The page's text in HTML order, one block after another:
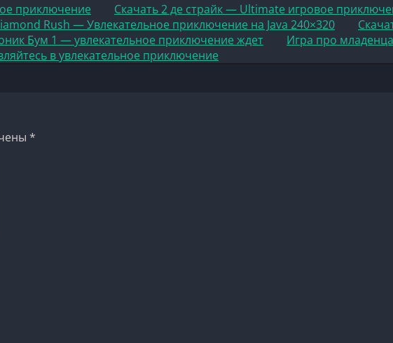
приключение Скачать 2 де страйк — Ultimate игровое
Rush — Увлекательное приключение на Java 240×320
Бум 1 — увлекательное приключение ждет
Игра про
в увлекательное приключение
*